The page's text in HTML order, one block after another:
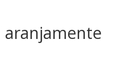
aranjamente